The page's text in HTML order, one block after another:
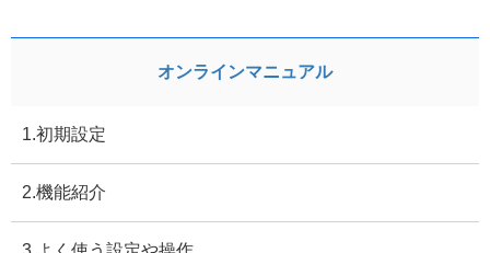
オンラインマニュアル
1.初期設定
2.機能紹介